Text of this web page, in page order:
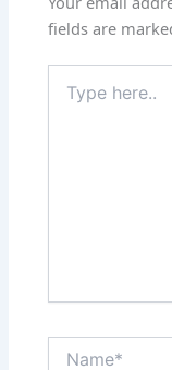
fields are
here..